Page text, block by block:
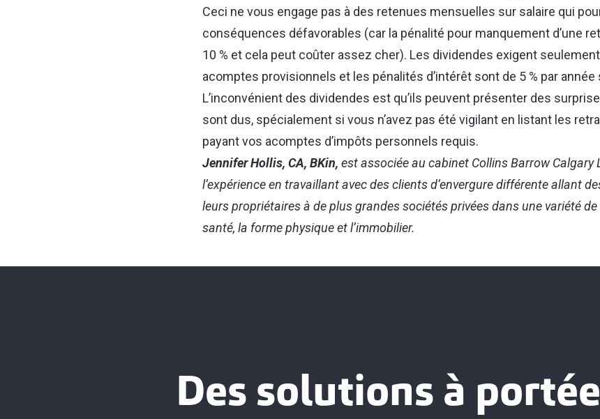
Ceci ne vous engage pas à des retenues mensuelles sur salaire qui
conséquences défavorables (car la pénalité pour manquement d’une
10 % et cela peut coûter assez cher). Les dividendes exigent
acomptes provisionnels et les pénalités d’intérêt sont de 5 % par année
L’inconvénient des dividendes est qu’ils peuvent présenter des
sont dus, spécialement si vous n’avez pas été vigilant en listant les
payant vos acomptes d’impôts personnels requis.
Jennifer Hollis, CA, BKin, est associée au cabinet Collins Barrow Calgary
l’expérience en travaillant avec des clients d’envergure différente allant
leurs propriétaires à de plus grandes sociétés privées dans une variété
santé, la forme physique et l’immobilier.
Des solutions à